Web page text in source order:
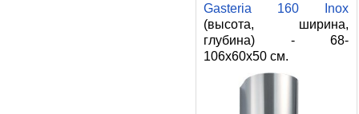
Gasteria 160 Inox
(высота, ширина,
глубина) - 68-
106x60x50 см.